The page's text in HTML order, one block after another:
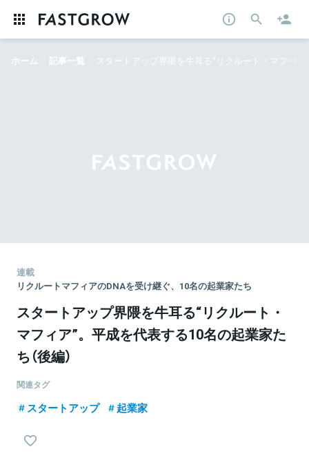
ホーム 記事一覧 スタートアップ界隈を牛耳る“リクルート・マフィア”。平成を代表する10名の起業家たち（後編）
連載
リクルートマフィアのDNAを受け継ぐ、10名の起業家たち
スタートアップ界隈を牛耳る“リクルート・
マフィア”。平成を代表する10名の起業家た
ち（後編）
関連タグ
スタートアップ 起業家